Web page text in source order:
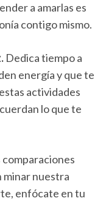
a amarlas es
contigo mismo.
Dedica tiempo a
energía y que te
actividades
lo que te
comparaciones
minar nuestra
enfócate en tu